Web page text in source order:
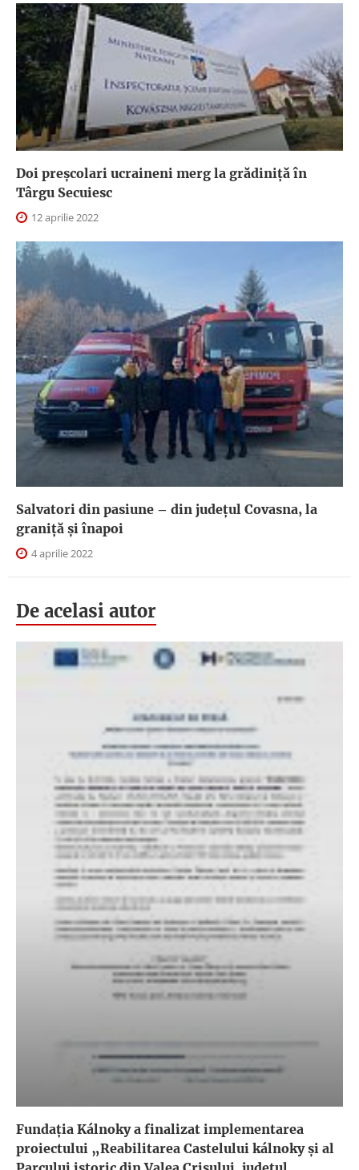
Doi preșcolari ucraineni merg la grădiniță în
Târgu Secuiesc
12 aprilie 2022
Salvatori din pasiune – din judeţul Covasna, la
graniţă și înapoi
4 aprilie 2022
De acelasi autor
Fundația Kálnoky a finalizat implementarea
proiectului „Reabilitarea Castelului kálnoky și al